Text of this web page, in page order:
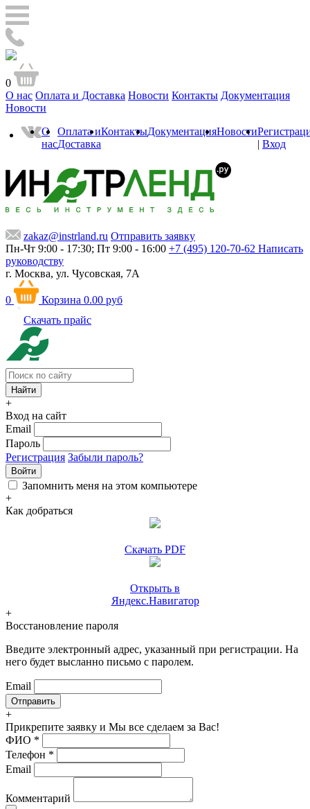
0
О нас Оплата и Доставка Новости Контакты Документация
Новости
О
нас
Оплата и
Доставка
КонтактыДокументацияНовости
| Вход
zakaz@instrland.ru Отправить заявку
Пн-Чт 9:00 - 17:30; Пт 9:00 - 16:00 +7 (495) 120-70-62 Написать
руководству
г. Москва, ул. Чусовская, 7А
0 Корзина 0.00 руб
Скачать прайс
+
Вход на сайт
Email
Пароль
Регистрация Забыли пароль?
Войти
Запомнить меня на этом компьютере
+
Как добраться
Скачать PDF
Открыть в
Яндекс.Навигатор
+
Восстановление пароля
Введите электронный адрес, указанный при регистрации. На
него будет высланно письмо с паролем.
Email
+
Прикрепите заявку и Мы все сделаем за Вас!
ФИО *
Телефон *
Email
Комментарий